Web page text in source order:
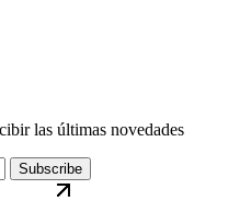
las últimas novedades
Subscribe